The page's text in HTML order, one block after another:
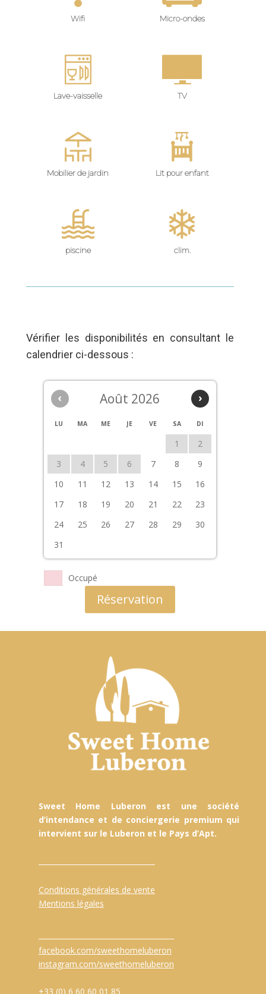
Wifi Micro-ondes
Lave-vaisselle TV
Mobilier de jardin Lit pour enfant
piscine clim.
Vérifier les disponibilités en consultant le
calendrier ci-dessous :
‹ ›
Août 2026
LU MA ME JE VE SA DI
1
2
3
4 5 6 7 8
9
10
11 12 13 14 15
16
17
18 19 20 21 22
23
24
25 26 27 28 29
30
31
Occupé
Réservation
Sweet Home Luberon est une société
d’intendance et de conciergerie premium qui
intervient sur le Luberon et le Pays d’Apt.
Conditions générales de vente
Mentions légales
facebook.com/sweethomeluberon
instagram.com/sweethomeluberon
+33 (0) 6 60 60 01 85